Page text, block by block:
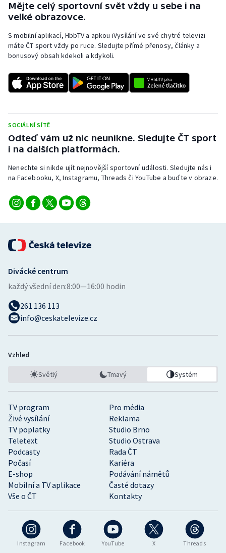
Rychlobruslení
Rychlostní kanoistika
Short track
Sportovní střelba
Triatlon
Vodní slalom
Volejbal
Mějte celý sportovní svět vždy u sebe i na
velké obrazovce.
S mobilní aplikací, HbbTV a apkou iVysílání ve své chytré televizi
máte ČT sport vždy po ruce. Sledujte přímé přenosy, články a
bonusový obsah kdekoli a kdykoli.
SOCIÁLNÍ SÍTĚ
Odteď vám už nic neunikne. Sledujte ČT sport
i na dalších platformách.
Nenechte si nikde ujít nejnovější sportovní události. Sledujte nás i
na Facebooku, X, Instagramu, Threads či YouTube a buďte v obraze.
Instagram Facebook YouTube X Threads
TV program
Pro média
Živé vysílání
Reklama
TV poplatky
Studio Brno
Teletext
Studio Ostrava
Podcasty
Rada ČT
Počasí
Kariéra
E-shop
Podávání námětů
Mobilní a TV aplikace
Časté dotazy
Vše o ČT
Kontakty
Divácké centrum
každý všední den:8:00—16:00 hodin
261 136 113
info@ceskatelevize.cz
Vzhled
Světlý Tmavý Systém